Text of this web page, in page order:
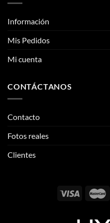
Información
Mis Pedidos
Mi cuenta
CONTÁCTANOS
Contacto
Fotos reales
Clientes